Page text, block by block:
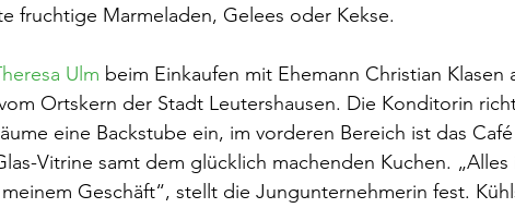
fruchtige Marmeladen, Gelees oder Kekse.
Ulm beim Einkaufen mit Ehemann Christian Klasen
Ortskern der Stadt Leutershausen. Die Konditorin
eine Backstube ein, im vorderen Bereich ist das
Vitrine samt dem glücklich machenden Kuchen.
Geschäft“, stellt die Jungunternehmerin fest.